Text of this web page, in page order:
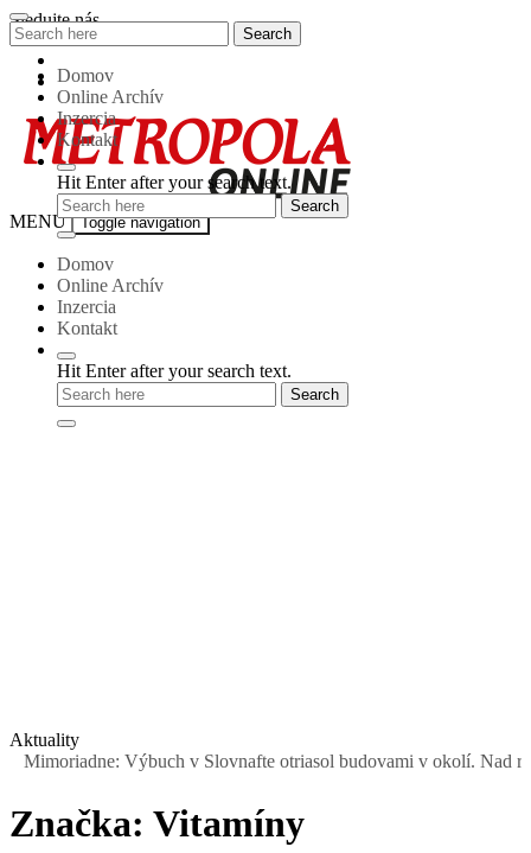
Skip
to
content
Sledujte nás
Metropola-
MENU Toggle navigation
Domov
Online Archív
Inzercia
Kontakt
Hit Enter after your search text.
Search
for:
Search
Domov
Online Archív
Inzercia
Kontakt
Hit Enter after your search text.
Aktuality
Výbuch v Slovnafte otriasol budovami v okolí. Nad
Značka: Vitamíny